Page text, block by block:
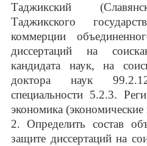
Таджикский
Таджикского
коммерции
диссертаций на
кандидата наук, на
доктора наук
специальности 5.2.3.
экономика (экономические
2. Определить состав
защите диссертаций на